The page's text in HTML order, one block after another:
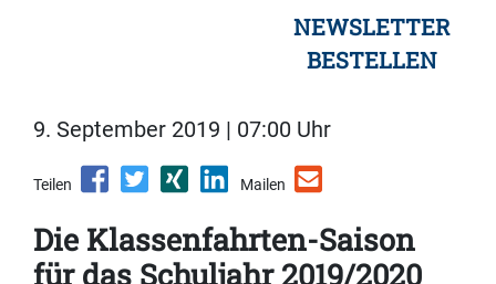
NEWSLETTER
BESTELLEN
9. September 2019 | 07:00 Uhr
Teilen Mailen
Die Klassenfahrten-Saison
für das Schuljahr 2019/2020